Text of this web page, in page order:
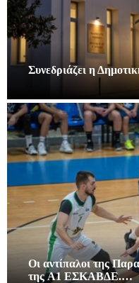
Συνεδριάζει η
Οι αντίπαλοι της
της A1 ΕΣΚΑΒΔΕ.…